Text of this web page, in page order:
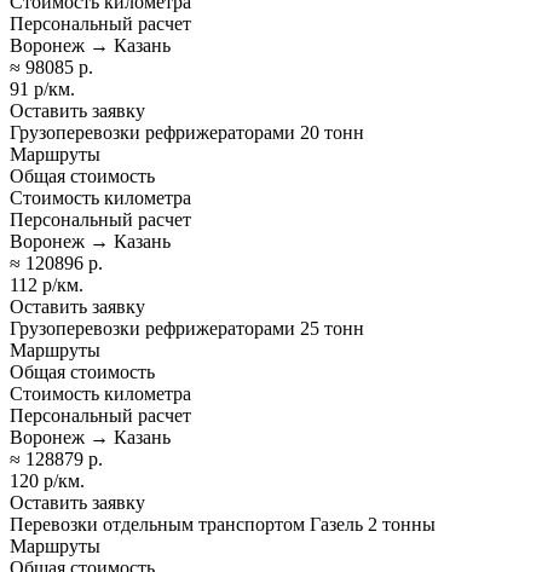
Персональный расчет
Воронеж → Казань
≈ 98085 р.
91 р/км.
Оставить заявку
Грузоперевозки рефрижераторами 20 тонн
Маршруты
Общая стоимость
Стоимость километра
Персональный расчет
Воронеж → Казань
≈ 120896 р.
112 р/км.
Оставить заявку
Грузоперевозки рефрижераторами 25 тонн
Маршруты
Общая стоимость
Стоимость километра
Персональный расчет
Воронеж → Казань
≈ 128879 р.
120 р/км.
Оставить заявку
Перевозки отдельным транспортом Газель 2 тонны
Маршруты
Общая стоимость